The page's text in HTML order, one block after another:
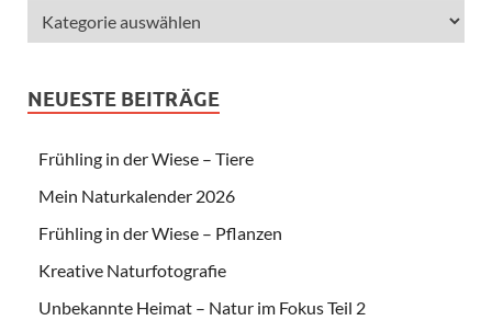
NEUESTE BEITRÄGE
Frühling in der Wiese – Tiere
Mein Naturkalender 2026
Frühling in der Wiese – Pflanzen
Kreative Naturfotografie
Unbekannte Heimat – Natur im Fokus Teil 2